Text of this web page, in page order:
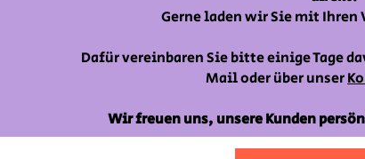
Gerne laden wir Sie mit Ihren
Dafür vereinbaren Sie bitte einige Tage
Mail oder über unser
Wir freuen uns, unsere Kunden